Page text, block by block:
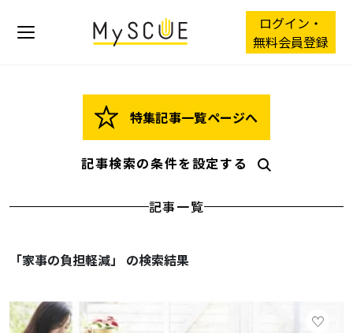
ログイン・
無料会員登録
特集記事一覧ページへ
記事検索の条件を設定する
記事一覧
「家事の負担軽減」 の検索結果